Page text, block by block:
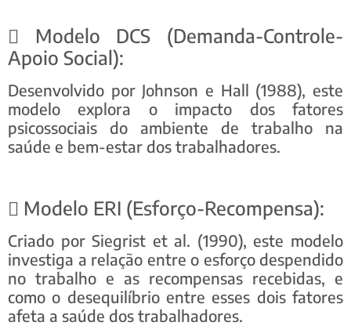
 Modelo DCS (Demanda-Controle-
Apoio Social):
Desenvolvido por Johnson e Hall (1988), este
modelo explora o impacto dos fatores
psicossociais do ambiente de trabalho na
saúde e bem-estar dos trabalhadores.
 Modelo ERI (Esforço-Recompensa):
Criado por Siegrist et al. (1990), este modelo
investiga a relação entre o esforço despendido
no trabalho e as recompensas recebidas, e
como o desequilíbrio entre esses dois fatores
afeta a saúde dos trabalhadores.